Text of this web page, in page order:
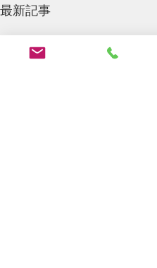
最新記事